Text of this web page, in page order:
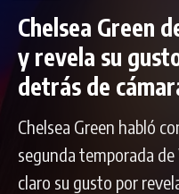
Chelsea Green
y revela su
detrás de
Chelsea Green habló
segunda temporada
claro su gusto por